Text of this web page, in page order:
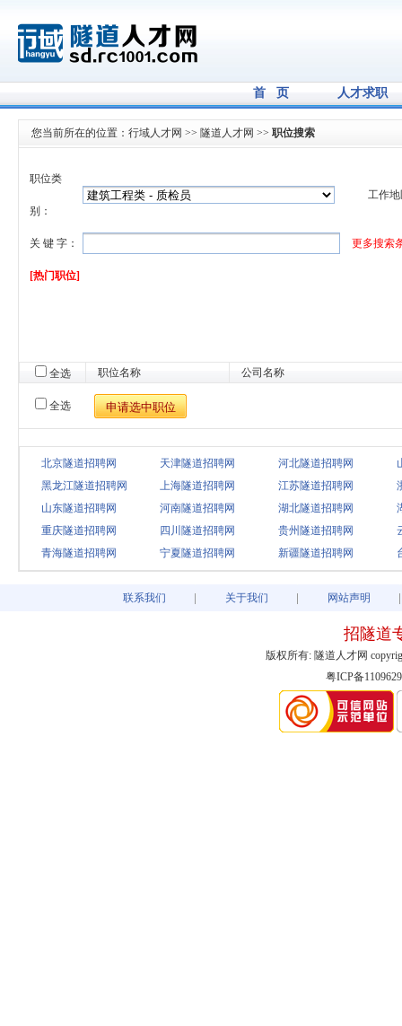
首 页 人才求职
您当前所在的位置： 行域人才网 >> 隧道人才网 >> 职位搜索
职位类
别：
工作
关 键 字： 更多搜索
[热门职位]
全选 职位名称 公司名称
全选
北京隧道招聘网 天津隧道招聘网 河北隧道招聘网
黑龙江隧道招聘网
上海隧道招聘网 江苏隧道招聘网
山东隧道招聘网
河南隧道招聘网 湖北隧道招聘网
重庆隧道招聘网
四川隧道招聘网 贵州隧道招聘网
青海隧道招聘网
宁夏隧道招聘网 新疆隧道招聘网
联系我们 关于我们 网站声明
招隧道
版权所有: 隧道人才网
粤ICP备